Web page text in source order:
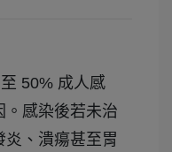
50% 成人感
。感染後若未治
、潰瘍甚至胃